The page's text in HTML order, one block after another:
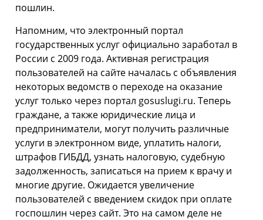
пошлин.
Напомним, что электронный портал
государственных услуг официально заработал в
России с 2009 года. Активная регистрация
пользователей на сайте началась с объявления
некоторых ведомств о переходе на оказание
услуг только через портал gosuslugi.ru. Теперь
граждане, а также юридические лица и
предприниматели, могут получить различные
услуги в электронном виде, уплатить налоги,
штрафов ГИБДД, узнать налоговую, судебную
задолженность, записаться на прием к врачу и
многие другие. Ожидается увеличение
пользователей с введением скидок при оплате
госпошлин через сайт. Это на самом деле не